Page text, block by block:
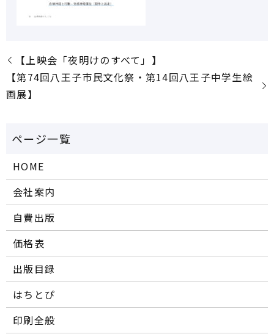
【上映会「夜明けのすべて」】
【第74回八王子市民文化祭・第14回八王子中学生絵
画展】
HOME
会社案内
自費出版
価格表
出版目録
はちとぴ
印刷全般